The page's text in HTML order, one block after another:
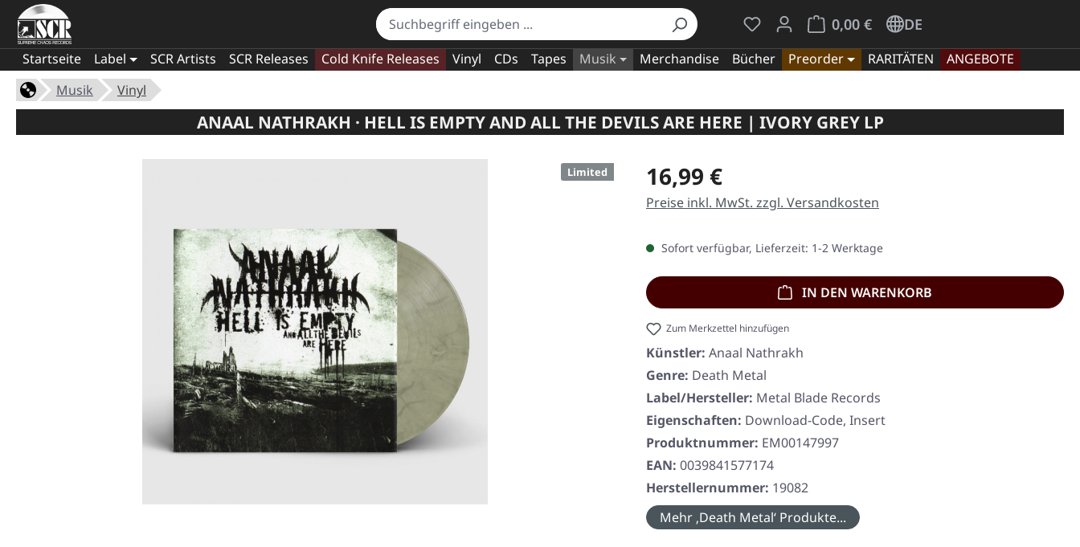
Du hast 0 Produkte auf dem Merkzettel
0,00 €
Warenkorb enthält 0 Positionen. Der
DE
Startseite Label SCR Artists SCR Releases Cold Knife Releases Vinyl CDs Tapes Musik Merchandise Bücher Preorder RARITÄTEN
ANGEBOTE
Musik
Vinyl
ANAAL NATHRAKH · HELL IS EMPTY AND ALL THE DEVILS ARE HERE | IVORY GREY LP
Limited Regulärer Preis:
16,99 €
Preise inkl. MwSt. zzgl. Versandkosten
Sofort verfügbar, Lieferzeit: 1-2 Werktage
IN DEN WARENKORB
Zum Merkzettel hinzufügen
Künstler: Anaal Nathrakh
Genre: Death Metal
Label/Hersteller: Metal Blade Records
Eigenschaften: Download-Code, Insert
Produktnummer: EM00147997
EAN: 0039841577174
Herstellernummer: 19082
Mehr ‚Death Metal‘ Produkte...